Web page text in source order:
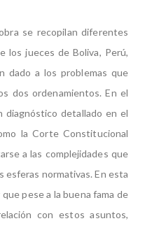
se recopilan diferentes
los jueces de Boliva, Perú,
dado a los problemas que
dos ordenamientos. En el
diagnóstico detallado en el
la Corte Constitucional
a las complejidades que
esferas normativas. En esta
pese a la buena fama de
con estos asuntos,